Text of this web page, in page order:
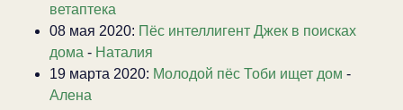
ветаптека
08 мая 2020: Пёс интеллигент Джек в поисках
дома - Наталия
19 марта 2020: Молодой пёс Тоби ищет дом -
Алена